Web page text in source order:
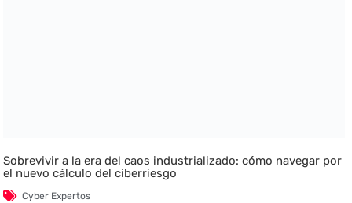
Sobrevivir a la era del caos industrializado: cómo navegar por
el nuevo cálculo del ciberriesgo
Cyber Expertos